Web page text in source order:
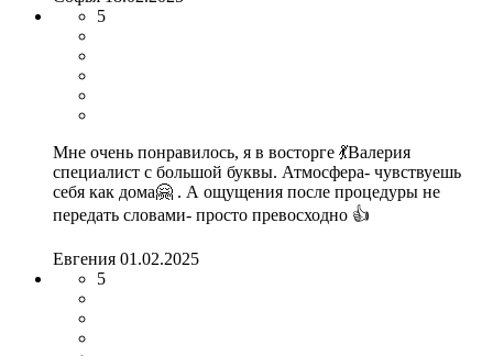
5
Мне очень понравилось, я в восторге 💃Валерия
специалист с большой буквы. Атмосфера- чувствуешь
себя как дома🤗 . А ощущения после процедуры не
передать словами- просто превосходно 👍
Евгения 01.02.2025
5